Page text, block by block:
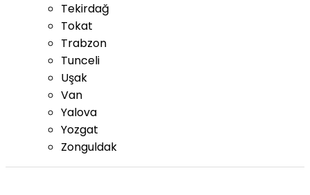
Tekirdağ
Tokat
Trabzon
Tunceli
Uşak
Van
Yalova
Yozgat
Zonguldak